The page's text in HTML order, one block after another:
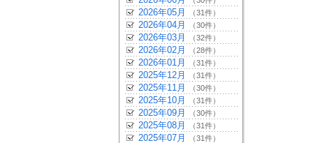
2026年05月 （31件）
2026年04月 （30件）
2026年03月 （32件）
2026年02月 （28件）
2026年01月 （31件）
2025年12月 （31件）
2025年11月 （30件）
2025年10月 （31件）
2025年09月 （30件）
2025年08月 （31件）
2025年07月 （31件）